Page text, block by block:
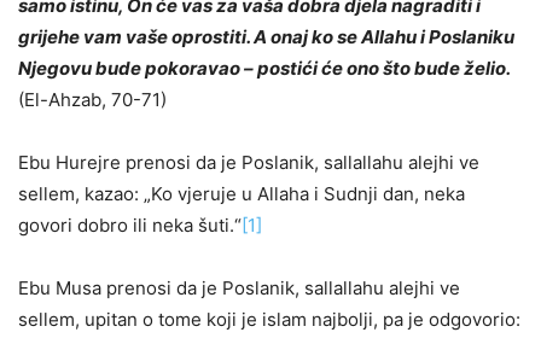
samo istinu, On će vas za vaša dobra djela nagraditi i
grijehe vam vaše oprostiti. A onaj ko se Allahu i Poslaniku
Njegovu bude pokoravao – postići će ono što bude želio.
(El-Ahzab, 70-71)
Ebu Hurejre prenosi da je Poslanik, sallallahu alejhi ve
sellem, kazao: „Ko vjeruje u Allaha i Sudnji dan, neka
govori dobro ili neka šuti.“[1]
Ebu Musa prenosi da je Poslanik, sallallahu alejhi ve
sellem, upitan o tome koji je islam najbolji, pa je odgovorio: